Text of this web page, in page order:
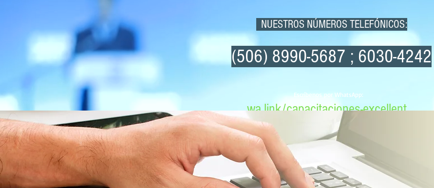
NUESTROS NÚMEROS TELEFÓNICOS:
(506) 8990-5687 ; 6030-4242
Escríbenos por WhatsApp:
wa.link/capacitaciones-excellent
Método de Pago Solicitar una Cotización